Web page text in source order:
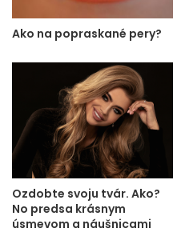
Ako na popraskané pery?
Ozdobte svoju tvár. Ako?
No predsa krásnym
úsmevom a náušnicami